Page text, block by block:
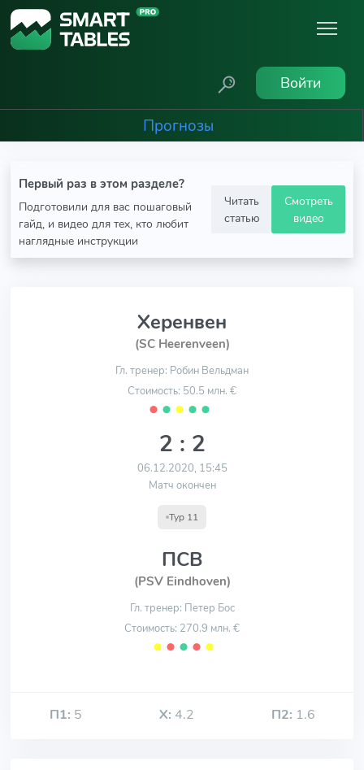
Войти
Прогнозы
Первый раз в этом разделе?
Подготовили для вас пошаговый
гайд, и видео для тех, кто любит
наглядные инструкции
Читать
статью
Смотреть
видео
Херенвен
(SC Heerenveen)
Гл. тренер: Робин Вельдман
Стоимость: 50.5 млн. €
⬤ ⬤ ⬤ ⬤ ⬤
2 : 2
06.12.2020, 15:45
Матч окончен
Тур 11
ПСВ
(PSV Eindhoven)
Гл. тренер: Петер Бос
Стоимость: 270.9 млн. €
⬤ ⬤ ⬤ ⬤ ⬤
П1: 5 Х: 4.2 П2: 1.6